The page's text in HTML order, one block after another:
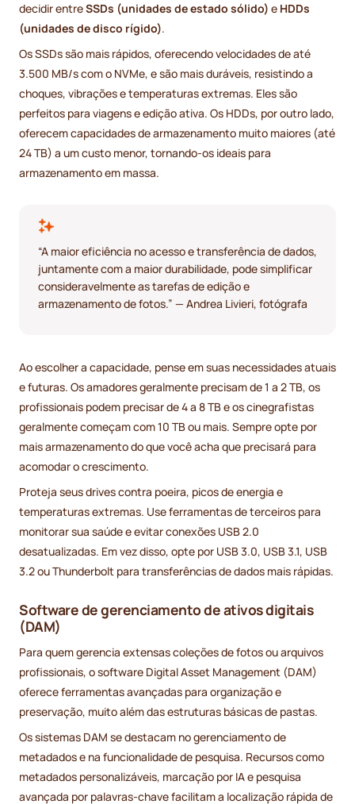
decidir entreSSDs (unidades de estado sólido) e HDDs
(unidades de disco rígido).
Os SSDs são mais rápidos, oferecendo velocidades de até
3.500 MB/s com o NVMe, e são mais duráveis, resistindo a
choques, vibrações e temperaturas extremas. Eles são
perfeitos para viagens e edição ativa. Os HDDs, por outro lado,
oferecem capacidades de armazenamento muito maiores (até
24 TB) a um custo menor, tornando-os ideais para
armazenamento em massa.
“A maior eficiência no acesso e transferência de dados,
juntamente com a maior durabilidade, pode simplificar
consideravelmente as tarefas de edição e
armazenamento de fotos.” — Andrea Livieri, fotógrafa
Ao escolher a capacidade, pense em suas necessidades atuais
e futuras. Os amadores geralmente precisam de 1 a 2 TB, os
profissionais podem precisar de 4 a 8 TB e os cinegrafistas
geralmente começam com 10 TB ou mais. Sempre opte por
mais armazenamento do que você acha que precisará para
acomodar o crescimento.
Proteja seus drives contra poeira, picos de energia e
temperaturas extremas. Use ferramentas de terceiros para
monitorar sua saúde e evitar conexões USB 2.0
desatualizadas. Em vez disso, opte por USB 3.0, USB 3.1, USB
3.2 ou Thunderbolt para transferências de dados mais rápidas.
Software de gerenciamento de ativos digitais
(DAM)
Para quem gerencia extensas coleções de fotos ou arquivos
profissionais, o software Digital Asset Management (DAM)
oferece ferramentas avançadas para organização e
preservação, muito além das estruturas básicas de pastas.
Os sistemas DAM se destacam no gerenciamento de
metadados e na funcionalidade de pesquisa. Recursos como
metadados personalizáveis, marcação por IA e pesquisa
avançada por palavras-chave facilitam a localização rápida de